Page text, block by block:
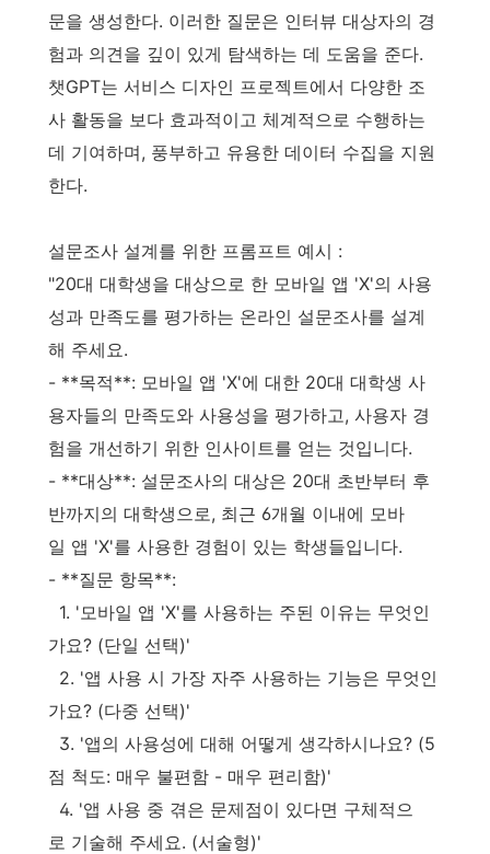
문을 생성한다. 이러한 질문은 인터뷰 대상자의 경
험과 의견을 깊이 있게 탐색하는 데 도움을 준다.
챗GPT는 서비스 디자인 프로젝트에서 다양한 조
사 활동을 보다 효과적이고 체계적으로 수행하는
데 기여하며, 풍부하고 유용한 데이터 수집을 지원
한다.
설문조사 설계를 위한 프롬프트 예시 :
"20대 대학생을 대상으로 한 모바일 앱 'X'의 사용
성과 만족도를 평가하는 온라인 설문조사를 설계
해 주세요.
- **목적**: 모바일 앱 'X'에 대한 20대 대학생 사
용자들의 만족도와 사용성을 평가하고, 사용자 경
험을 개선하기 위한 인사이트를 얻는 것입니다.
- **대상**: 설문조사의 대상은 20대 초반부터 후
반까지의 대학생으로, 최근 6개월 이내에 모바
일 앱 'X'를 사용한 경험이 있는 학생들입니다.
- **질문 항목**:
1. '모바일 앱 'X'를 사용하는 주된 이유는 무엇인
가요? (단일 선택)'
2. '앱 사용 시 가장 자주 사용하는 기능은 무엇인
가요? (다중 선택)'
3. '앱의 사용성에 대해 어떻게 생각하시나요? (5
점 척도: 매우 불편함 - 매우 편리함)'
4. '앱 사용 중 겪은 문제점이 있다면 구체적으
로 기술해 주세요. (서술형)'